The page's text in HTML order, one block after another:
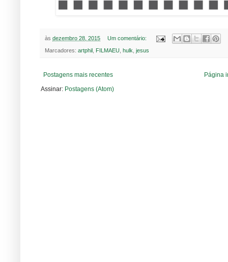
às dezembro 28, 2015 Um comentário:
Marcadores: artphil , FILMAEU, hulk, jesus
Postagens mais recentes
Página
Assinar: Postagens (Atom)